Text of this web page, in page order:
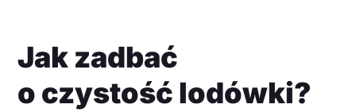
Jak zadbać
o czystość lodówki?